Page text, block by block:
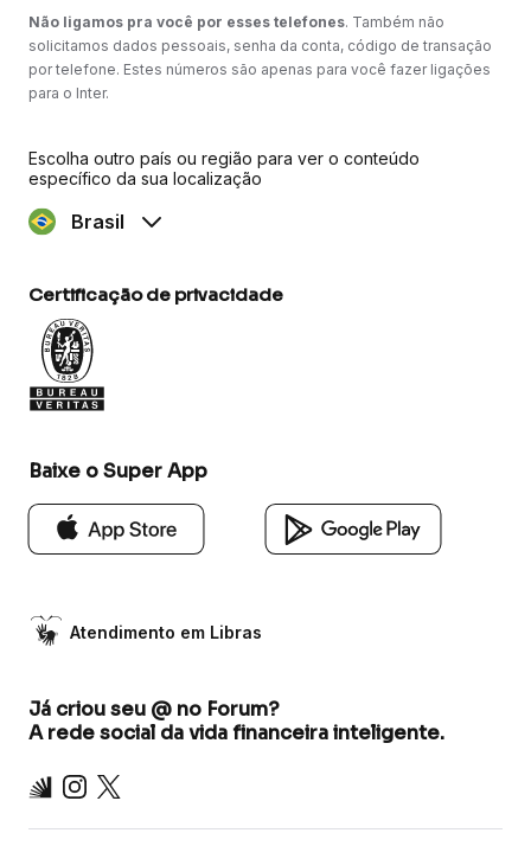
Não ligamos pra você por esses telefones. Também não
solicitamos dados pessoais, senha da conta, código de transação
por telefone. Estes números são apenas para você fazer ligações
para o Inter.
Escolha outro país ou região para ver o conteúdo
específico da sua localização
Brasil
Certificação de privacidade
Baixe o Super App
Atendimento em Libras
Já criou seu @ no Forum?
A rede social da vida financeira inteligente.
Inter Instagram
X